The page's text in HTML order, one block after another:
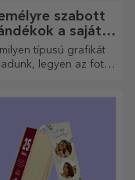
szabott
a saját
grafikáiddal
típusú grafikát
legyen az fotó,